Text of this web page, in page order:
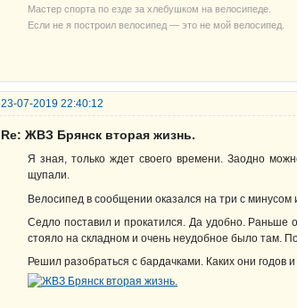
Мастер спорта по езде за хлебушком на велосипеде.
Если не я построил велосипед — это не мой велосипед.
23-07-2019 22:40:12
Re: ЖВЗ Брянск вторая жизнь.
Я зная, только ждет своего времени. Заодно
щупали.
Велосипед в сообщении оказался на три с минусом
Седло поставил и прокатился. Да удобно. Раньше
стояло на складном и очень неудобное было там.
Решил разобраться с бардачками. Каких они годов и